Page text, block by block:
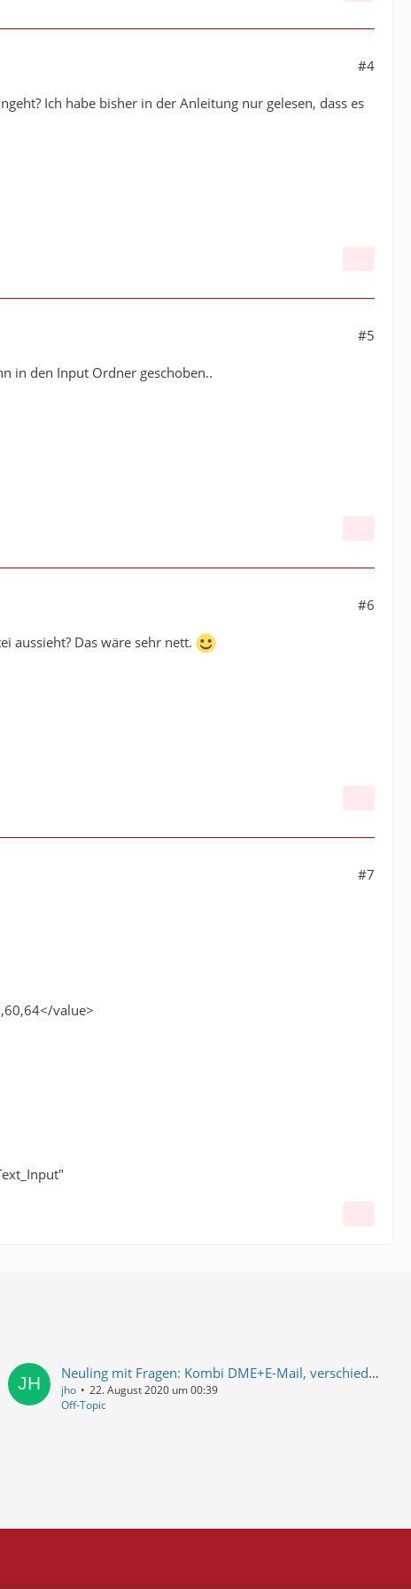
#4
Ich habe bisher in der Anleitung nur gelesen, dass es
#5
in den Input Ordner geschoben..
#6
aussieht? Das wäre sehr nett.
#7
value>
Neuling mit Fragen: Kombi DME+E-Mail, verschiedene Texte, Alarm beenden
jho
22. August 2020 um 00:39
Off-Topic